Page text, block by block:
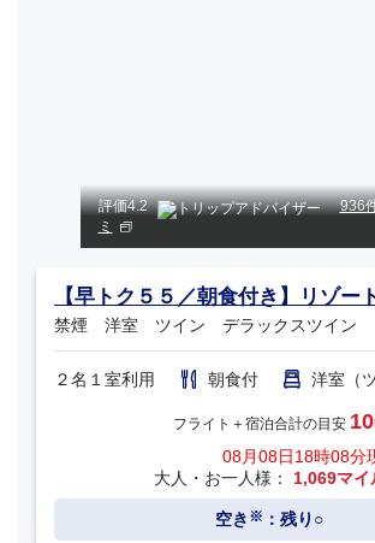
評価4.2
936
ミ
【早トク５５／朝食付き】リゾー
禁煙 洋室 ツイン デラックスツイン
２名１室利用 朝食付 洋室（
フライト＋宿泊合計の目安
08月08日18時08分
大人・お一人様： 1,069マイ
空き ※ ：残り○